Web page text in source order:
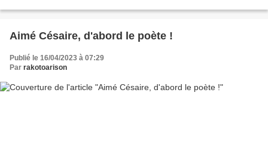
Aimé Césaire, d'abord le poète !
Publié le 16/04/2023 à 07:29
Par rakotoarison